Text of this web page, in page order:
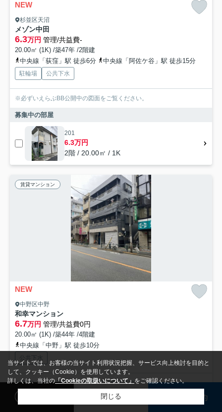
NEW
杉並区天沼
メゾン中田
6.3万円 管理/共益費-
20.00㎡ (1K) /築47年 /2階建
中央線「荻窪」駅 徒歩6分
中央線「阿佐ケ谷」駅 徒歩15分
駐輪場 公共下水
※必ずいえらぶBB公開中の図面をご覧ください。
募集中の部屋
201
6.3万円
2階 / 20.00㎡ / 1K
賃貸マンション
NEW
中野区中野
和幸マンション
6.7万円 管理/共益費0円
20.00㎡ (1K) /築44年 /4階建
中央線「中野」駅 徒歩10分
公共下水
※必ずいえらぶBB公開中の図面をご覧ください。
募集中の部屋 検討リスト 来店予約
当サイトでは、お客様の当サイト利用状況把握、サービス向上検討を目的と
して、クッキー（Cookie）を使用しています。
詳しくは、当社の「Cookieの取扱いについて」 をご確認ください。
閉じる